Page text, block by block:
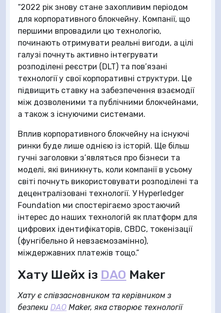
“2022 рік знову стане захопливим періодом
для корпоративного блокчейну. Компанії, що
першими впровадили цю технологію,
починають отримувати реальні вигоди, а цілі
галузі почнуть активно інтегрувати
розподілені реєстри (DLT) та пов’язані
технології у свої корпоративні структури. Це
підвищить ставку на забезпечення взаємодії
між дозволеними та публічними блокчейнами,
а також з існуючими системами.
Вплив корпоративного блокчейну на існуючі
ринки буде лише однією із історій. Ще більш
гучні заголовки з’являться про бізнеси та
моделі, які виникнуть, коли компанії в усьому
світі почнуть використовувати розподілені та
децентралізовані технології. У Hyperledger
Foundation ми спостерігаємо зростаючий
інтерес до наших технологій як платформ для
цифрових ідентифікаторів, CBDC, токенізації
(фунгібельно й невзаємозамінно),
міждержавних платежів тощо.”
Хату Шейх із DAO Maker
Хату є співзасновником та керівником з
безпеки DAO Maker, яка створює технології